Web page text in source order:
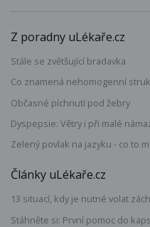
Z poradny uLékaře.cz
Stále se zvětšující bradavka
Co znamená nehomogenní
Občasné píchnutí pod žebry
Dyspepsie: Větry i při malé
Zelený povlak na jazyku - co to
Články uLékaře.cz
13 situací, kdy je nutné volat
Stáhněte si: První pomoc do